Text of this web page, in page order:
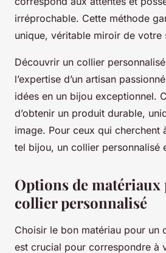
irréprochable. Cette méthode
unique, véritable miroir de votre
Découvrir un collier
l’expertise d’un artisan
idées en un bijou exceptionnel.
d’obtenir un produit durable,
image. Pour ceux qui cherchent
tel bijou, un collier personnalisé
Options de matériaux
collier personnalisé
Choisir le bon matériau pour un
est crucial pour correspondre à